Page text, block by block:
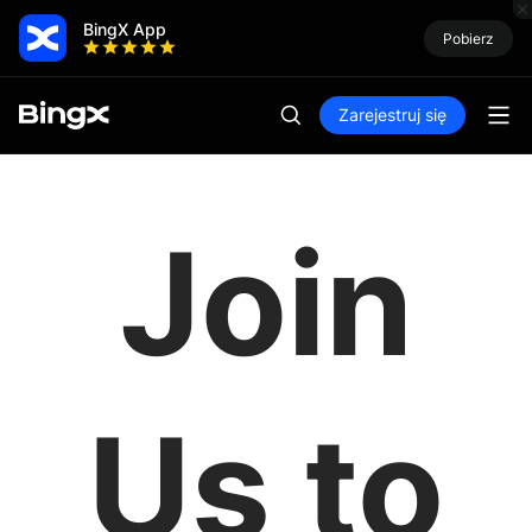
BingX App Pobierz
Zarejestruj się
Join
Us to